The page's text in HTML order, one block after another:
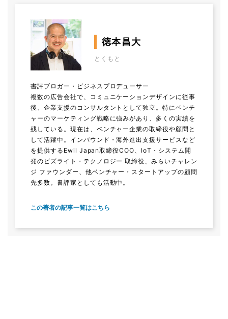
徳本昌大
とくもと
書評ブロガー・ビジネスプロデューサー
複数の広告会社で、コミュニケーションデザインに従事
後、企業支援のコンサルタントとして独立。特にベンチ
ャーのマーケティング戦略に強みがあり、多くの実績を
残している。現在は、ベンチャー企業の取締役や顧問と
して活躍中。インバウンド・海外進出支援サービスなど
を提供するEwil Japan取締役COO、IoT・システム開
発のビズライト・テクノロジー 取締役、みらいチャレン
ジ ファウンダー、他ベンチャー・スタートアップの顧問
先多数。書評家としても活動中。
この著者の記事一覧はこちら